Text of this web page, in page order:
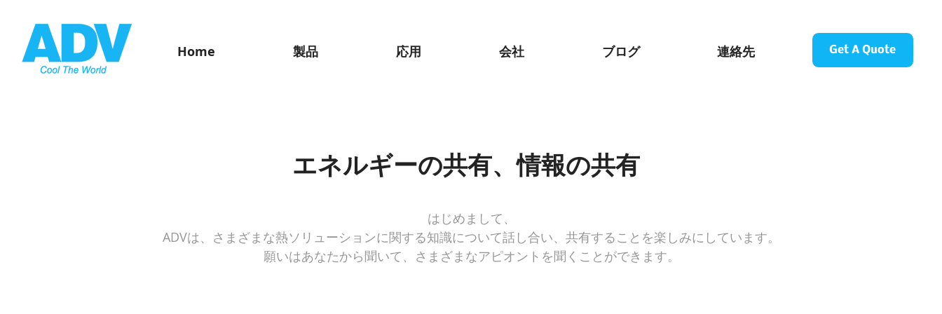
Home 製品 応用 会社 ブログ 連絡先 Get A Quote
エネルギーの共有、情報の共有
はじめまして、
ADVは、さまざまな熱ソリューションに関する知識について話し合い、共有することを楽しみにしています。
願いはあなたから聞いて、さまざまなアピオントを聞くことができます。